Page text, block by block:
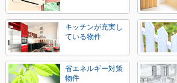
キッチンが充実し
ている物件
省エネルギー対策
物件